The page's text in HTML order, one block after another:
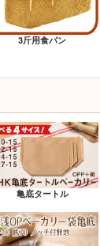
3斤用食パン
亀底タートル